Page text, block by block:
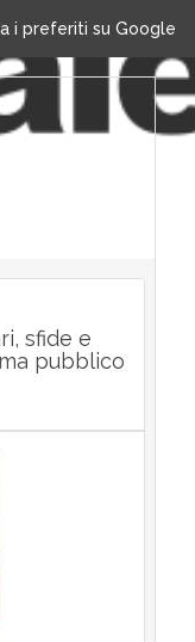
i preferiti su Google
sfide e
pubblico